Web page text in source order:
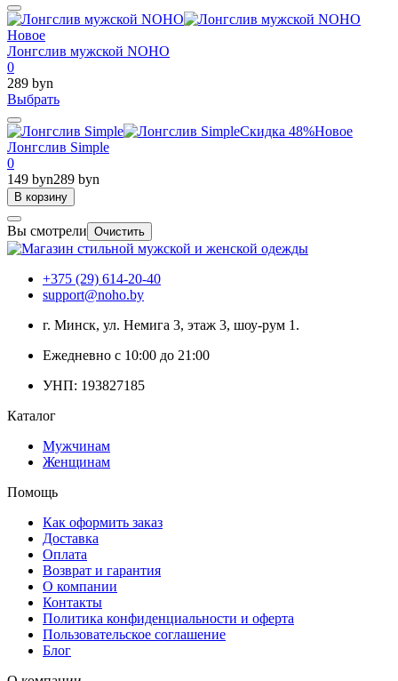
Новое
Лонгслив мужской NOHO
0
289 byn
Выбрать
Скидка 48%Новое
Лонгслив Simple
0
149 byn289 byn
В корзину
Вы смотрели Очистить
+375 (29) 614-20-40
support@noho.by
г. Минск, ул. Немига 3, этаж 3, шоу-рум 1.
Ежедневно с 10:00 до 21:00
УНП: 193827185
Каталог
Мужчинам
Женщинам
Помощь
Как оформить заказ
Доставка
Оплата
Возврат и гарантия
О компании
Контакты
Политика конфиденциальности и оферта
Пользовательское соглашение
Блог